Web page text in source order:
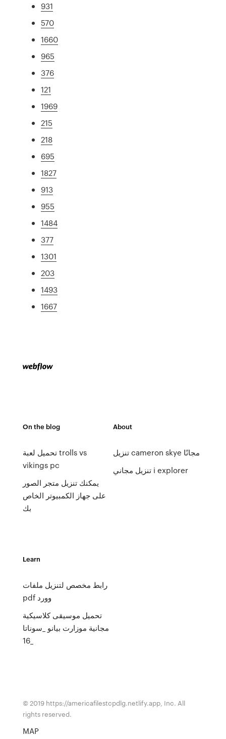
931
570
1660
965
376
121
1969
215
218
695
1827
913
955
1484
377
1301
203
1493
1667
On the blog
تحميل لعبة trolls vs
vikings pc
يمكنك تنزيل متجر الصور
على جهاز الكمبيوتر الخاص
بك
About
تنزيل cameron skye مجانًا
تنزيل مجاني i explorer
Learn
رابط مخصص لتنزيل ملفات
pdf وورد
تحميل موسيقى كلاسيكية
مجانية موزارت بيانو _سوناتا
16_
© 2019 https://americafilestcpdlg.netlify.app, Inc. All
rights reserved.
MAP